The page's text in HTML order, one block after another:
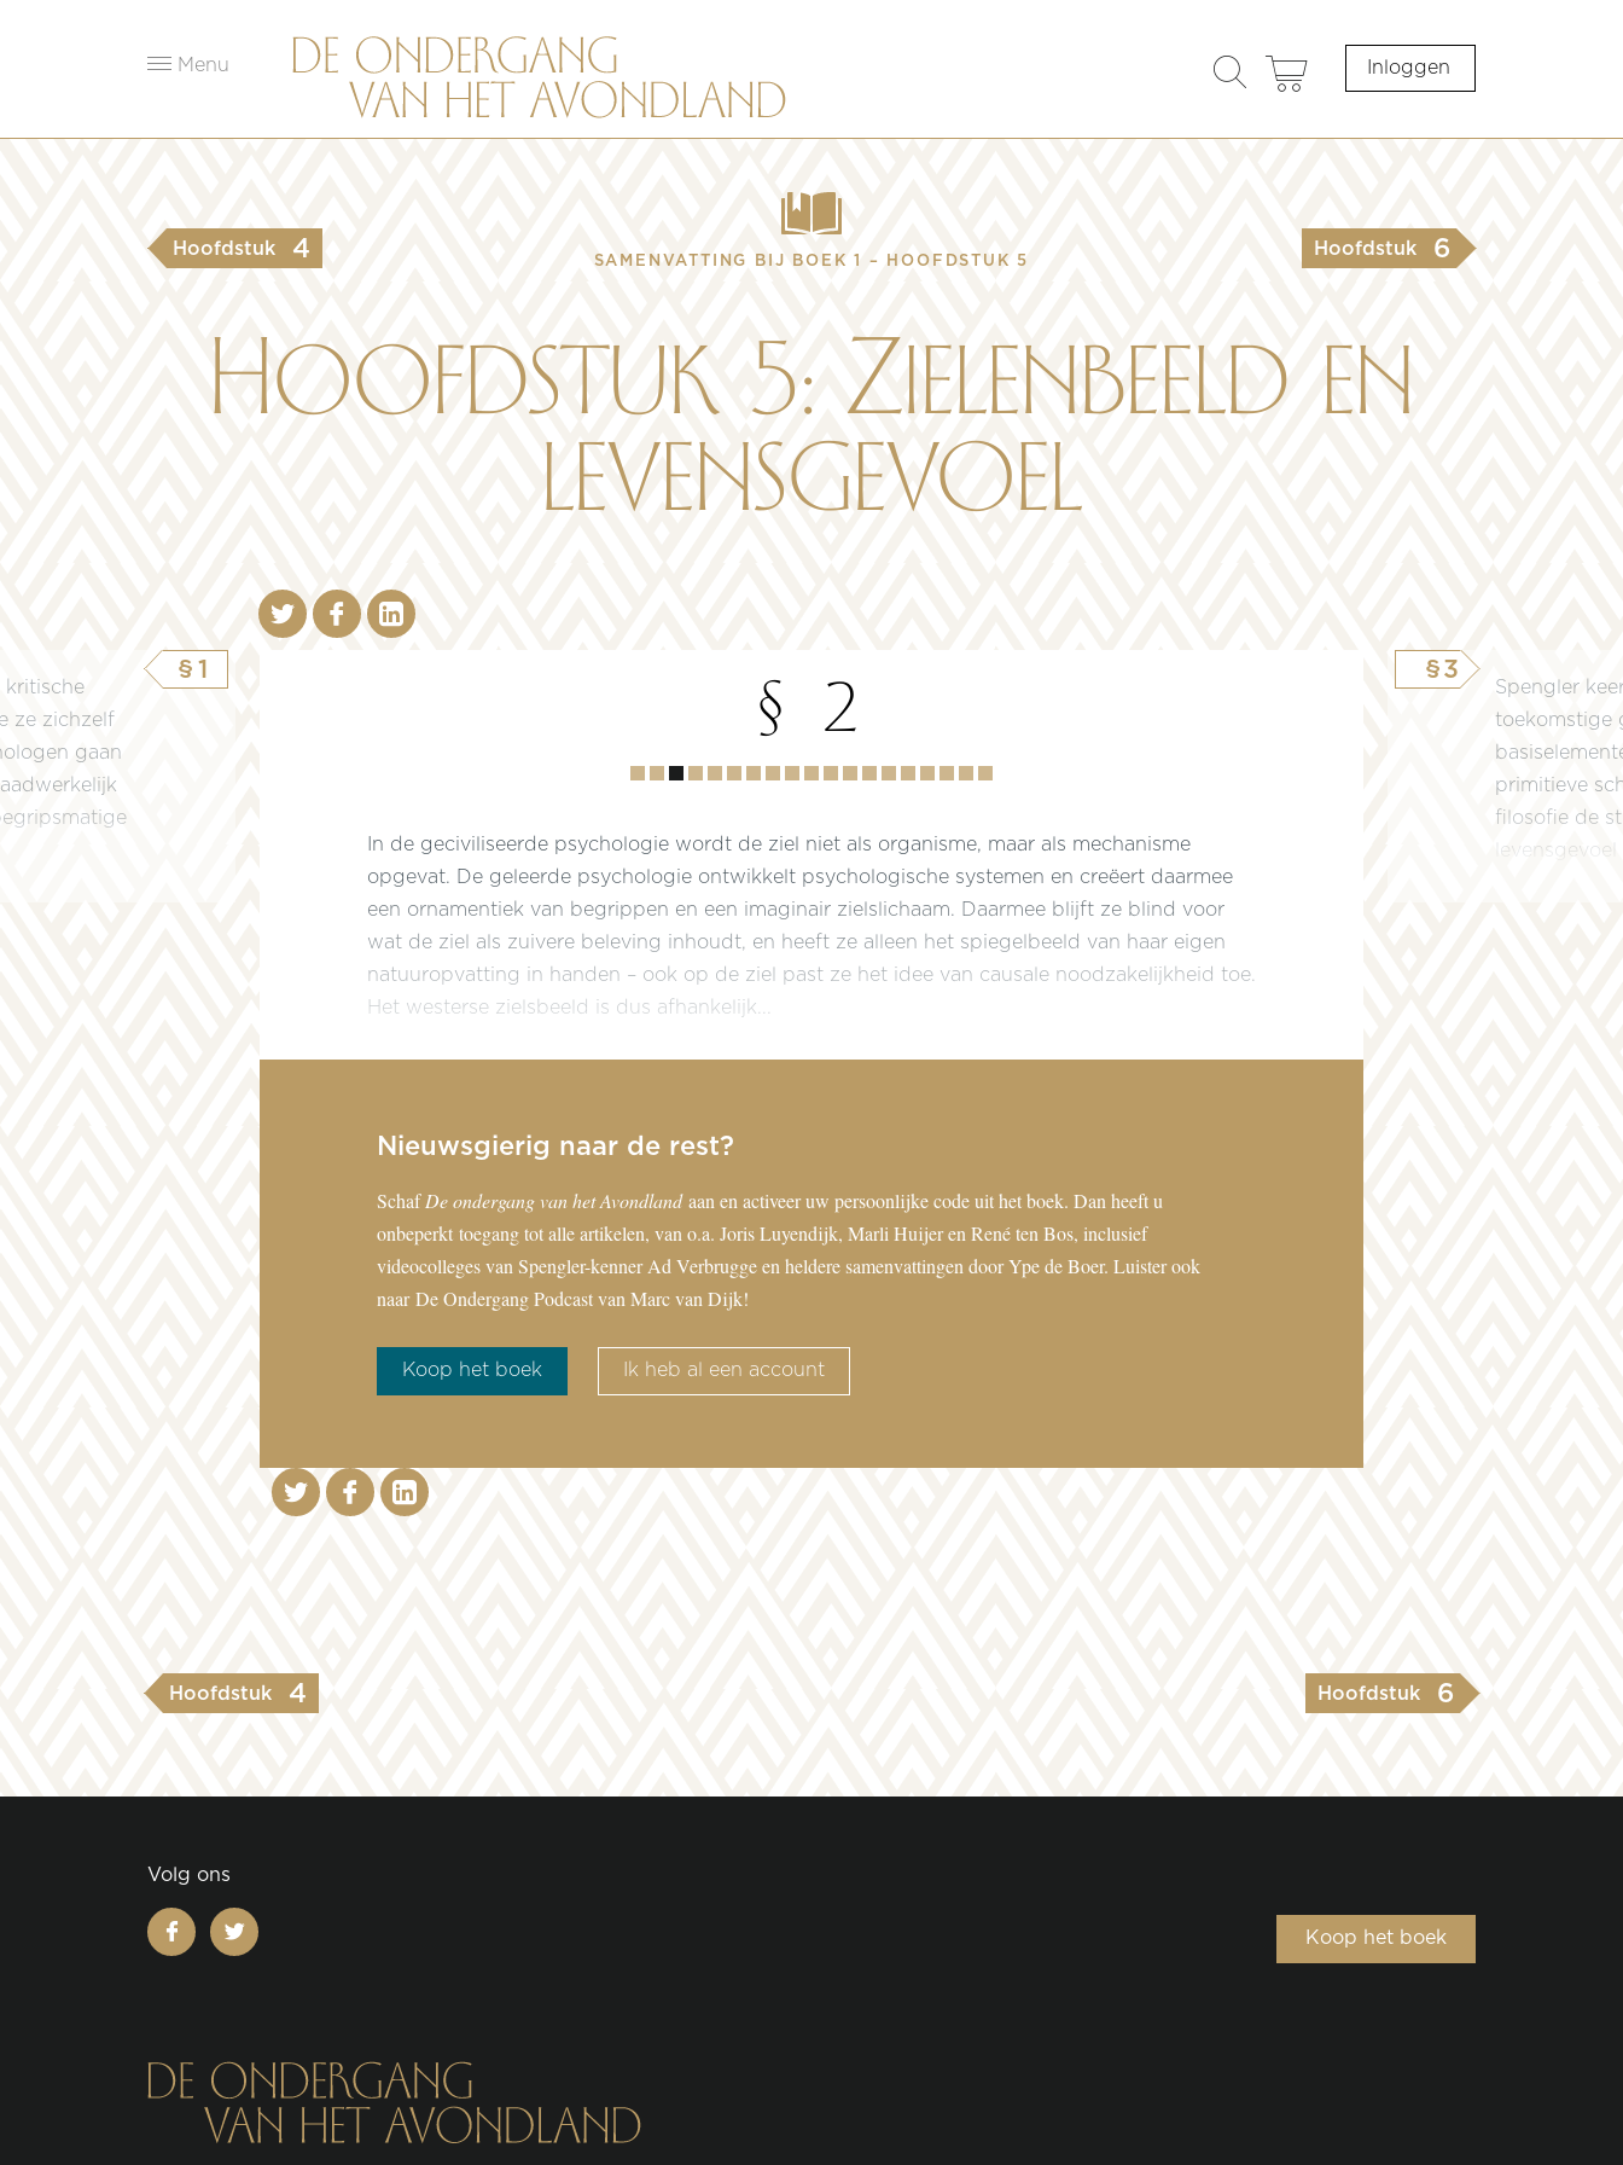
Menu
search
opener
cart Inloggen
Hoofdstuk 4 Hoofdstuk 6
SAMENVATTING BIJ BOEK 1 – HOOFDSTUK 5
Hoofdstuk 5: Zielenbeeld en
levensgevoel
§1 §3
kritische
ze zichzelf
gaan
§ 2
Hoofdstuk
1 2 3 4 5 6 7 8 9 10 11 12 13 14 15 16 17
In de geciviliseerde psychologie wordt de ziel niet als organisme, maar als mechanisme
opgevat. De geleerde psychologie ontwikkelt psychologische systemen en creëert daarmee
een ornamentiek van begrippen en een imaginair zielslichaam. Daarmee blijft ze blind voor
wat de ziel als zuivere beleving inhoudt, en heeft ze alleen het spiegelbeeld van haar eigen
natuuropvatting in handen – ook op de ziel past ze het idee van causale noodzakelijkheid toe.
Het westerse zielsbeeld is dus afhankelijk...
Nieuwsgierig naar de rest?
SchafDe ondergang van het Avondlandaan en activeer uw persoonlijke code uit het boek. Dan heeft u
onbeperkt toegang tot alle artikelen, van o.a. Joris Luyendijk, Marli Huijer en René ten Bos, inclusief
videocolleges van Spengler-kenner Ad Verbrugge en heldere samenvattingen door Ype de Boer. Luister ook
naar De Ondergang Podcast van Marc van Dijk!
Koop het boek Ik heb al een account
Spengler
toekomstige
primitieve
filosofie de
Hoofdstuk 4 Hoofdstuk 6
Volg ons
facebooktwitter
Koop het boek